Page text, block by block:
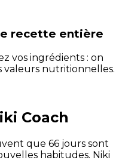
recette entière
vos ingrédients : on
nutritionnelles.
Coach
que 66 jours sont
habitudes. Niki